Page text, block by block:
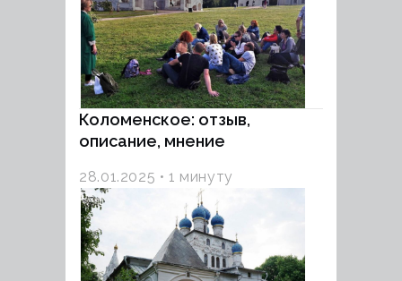
Коломенское: отзыв,
описание, мнение
28.01.2025 1 минуту